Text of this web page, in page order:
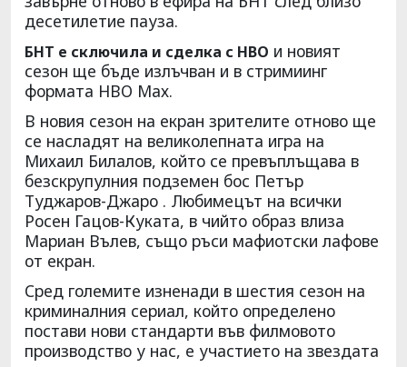
десетилетие пауза.
БНТ е сключила и сделка с НВО и новият
сезон ще бъде излъчван и в стримиинг
формата НВО Мах.
В новия сезон на екран зрителите отново ще
се насладят на великолепната игра на
Михаил Билалов, който се превъплъщава в
безскрупулния подземен бос Петър
Туджаров-Джаро . Любимецът на всички
Росен Гацов-Куката, в чийто образ влиза
Мариан Вълев, също ръси мафиотски лафове
от екран.
Сред големите изненади в шестия сезон на
криминалния сериал, който определено
постави нови стандарти във филмовото
производство у нас, е участието на звездата